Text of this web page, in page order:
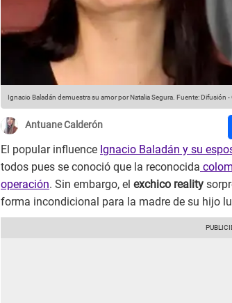
Ignacio Baladán demuestra su amor por Natalia Segura. Fuente: Difusión -
Antuane Calderón
El popular influence Ignacio Baladán y su
todos pues se conoció que la reconocida
operación. Sin embargo, el exchico reality
forma incondicional para la madre de su hijo